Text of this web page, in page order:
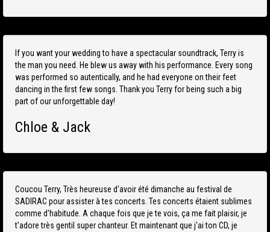
If you want your wedding to have a spectacular soundtrack, Terry is
the man you need. He blew us away with his performance. Every song
was performed so autentically, and he had everyone on their feet
dancing in the first few songs. Thank you Terry for being such a big
part of our unforgettable day!
Chloe & Jack
Coucou Terry, Très heureuse d'avoir été dimanche au festival de
SADIRAC pour assister à tes concerts. Tes concerts étaient sublimes
comme d'habitude. A chaque fois que je te vois, ça me fait plaisir, je
t'adore très gentil super chanteur. Et maintenant que j'ai ton CD, je